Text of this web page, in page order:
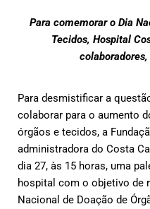
Para comemorar o Dia
Tecidos, Hospital
Para desmistificar a
colaborar para o aumento
órgãos e tecidos, a
administradora do Costa
dia 27, às 15 horas, uma
hospital com o objetivo de
Nacional de Doação de